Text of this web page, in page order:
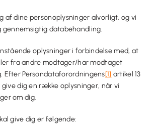
af dine personoplysninger alvorligt, og vi
gennemsigtig databehandling.
oplysninger i forbindelse med, at
fra andre modtager/har modtaget
Efter Persondataforordningens[1] artikel 13
give dig en række oplysninger, når vi
om dig.
give dig er følgende: